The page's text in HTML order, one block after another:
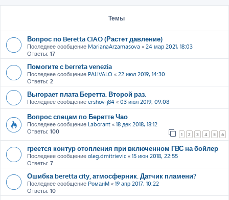
Темы
Вопрос по Beretta CIAO (Растет давление)
Последнее сообщение MarianaArzamasova « 24 мар 2021, 18:03
Ответы: 17
Помогите с berreta venezia
Последнее сообщение PALIVALO « 22 июл 2019, 14:30
Ответы: 2
Выгорает плата Беретта. Второй раз.
Последнее сообщение ershov-j84 « 03 июл 2019, 09:08
Вопрос спецам по Беретте Чао
Последнее сообщение Laborant « 18 дек 2018, 18:12
Ответы: 100 1 2 3 4 5 6
греется контур отопления при включенном ГВС на бойлер
Последнее сообщение oleg.dmitrievic « 15 июн 2018, 22:55
Ответы: 7
Ошибка beretta city, атмосферник. Датчик пламени?
Последнее сообщение РоманМ « 19 апр 2017, 10:22
Ответы: 10